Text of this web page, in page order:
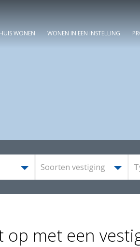
WONEN WONEN IN EEN INSTELLING
Soorten vestiging
op met een